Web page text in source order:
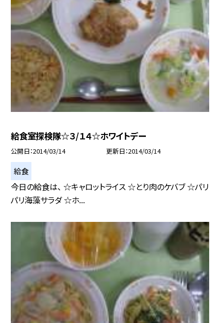
給食室探検隊☆３/１４☆ホワイトデー
公開日 2014/03/14 更新日 2014/03/14
給食
今日の給食は、 ☆キャロットライス ☆とり肉のケバブ ☆パリ
パリ海藻サラダ ☆ホ...